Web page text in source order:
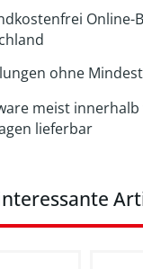
Online-
ohne
meist innerhalb
lieferbar
überspringen